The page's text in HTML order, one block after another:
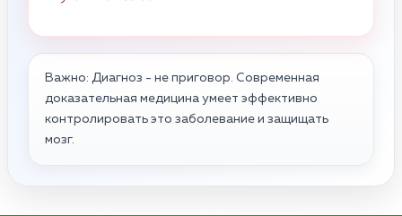
Важно: Диагноз - не приговор. Современная
доказательная медицина умеет эффективно
контролировать это заболевание и защищать
мозг.